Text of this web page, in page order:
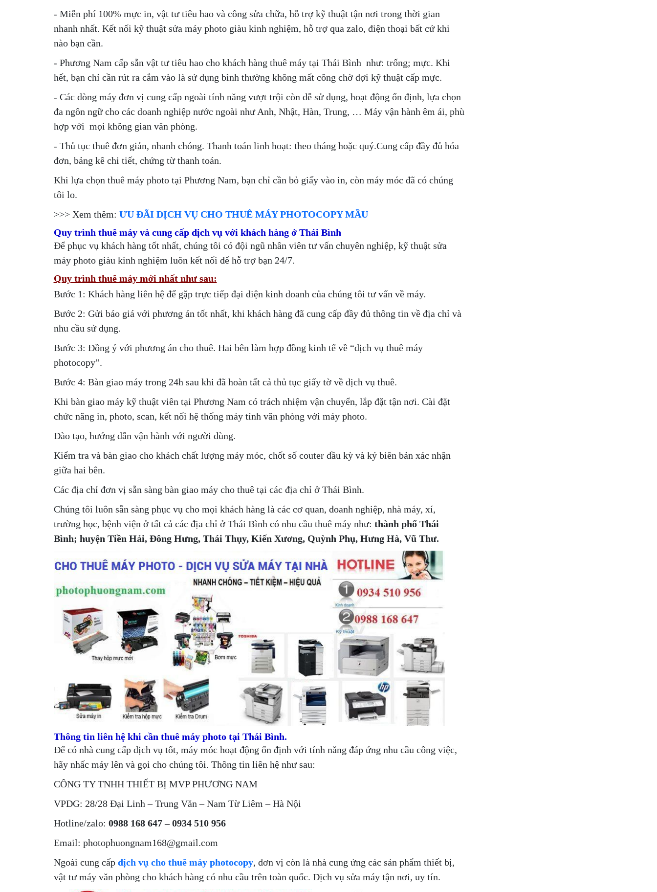
- Miễn phí 100% mực in, vật tư tiêu hao và công sửa chữa, hỗ trợ kỹ thuật tận nơi trong thời gian
nhanh nhất. Kết nối kỹ thuật sửa máy photo giàu kinh nghiệm, hỗ trợ qua zalo, điện thoại bất cứ khi
nào bạn cần.
- Phương Nam cấp sẵn vật tư tiêu hao cho khách hàng thuê máy tại Thái Bình như: trống; mực. Khi
hết, bạn chỉ cần rút ra cắm vào là sử dụng bình thường không mất công chờ đợi kỹ thuật cấp mực.
- Các dòng máy đơn vị cung cấp ngoài tính năng vượt trội còn dễ sử dụng, hoạt động ổn định, lựa chọn
đa ngôn ngữ cho các doanh nghiệp nước ngoài như Anh, Nhật, Hàn, Trung, … Máy vận hành êm ái, phù
hợp với mọi không gian văn phòng.
- Thủ tục thuê đơn giản, nhanh chóng. Thanh toán linh hoạt: theo tháng hoặc quý.Cung cấp đầy đủ hóa
đơn, bảng kê chi tiết, chứng từ thanh toán.
Khi lựa chọn thuê máy photo tại Phương Nam, bạn chỉ cần bỏ giấy vào in, còn máy móc đã có chúng
tôi lo.
>>> Xem thêm: ƯU ĐÃI DỊCH VỤ CHO THUÊ MÁY PHOTOCOPY MẦU
Quy trình thuê máy và cung cấp dịch vụ với khách hàng ở Thái Bình
Để phục vụ khách hàng tốt nhất, chúng tôi có đội ngũ nhân viên tư vấn chuyên nghiệp, kỹ thuật sửa
máy photo giàu kinh nghiệm luôn kết nối để hỗ trợ bạn 24/7.
Quy trình thuê máy mới nhất như sau:
Bước 1: Khách hàng liên hệ để gặp trực tiếp đại diện kinh doanh của chúng tôi tư vấn về máy.
Bước 2: Gửi báo giá với phương án tốt nhất, khi khách hàng đã cung cấp đầy đủ thông tin về địa chỉ và
nhu cầu sử dụng.
Bước 3: Đồng ý với phương án cho thuê. Hai bên làm hợp đồng kinh tế về “dịch vụ thuê máy
photocopy”.
Bước 4: Bàn giao máy trong 24h sau khi đã hoàn tất cả thủ tục giấy tờ về dịch vụ thuê.
Khi bàn giao máy kỹ thuật viên tại Phương Nam có trách nhiệm vận chuyển, lắp đặt tận nơi. Cài đặt
chức năng in, photo, scan, kết nối hệ thống máy tính văn phòng với máy photo.
Đào tạo, hướng dẫn vận hành với người dùng.
Kiểm tra và bàn giao cho khách chất lượng máy móc, chốt số couter đầu kỳ và ký biên bản xác nhận
giữa hai bên.
Các địa chỉ đơn vị sẵn sàng bàn giao máy cho thuê tại các địa chỉ ở Thái Bình.
Chúng tôi luôn sẵn sàng phục vụ cho mọi khách hàng là các cơ quan, doanh nghiệp, nhà máy, xí,
trường học, bệnh viện ở tất cả các địa chỉ ở Thái Bình có nhu cầu thuê máy như: thành phố Thái
Bình; huyện Tiền Hải, Đông Hưng, Thái Thụy, Kiến Xương, Quỳnh Phụ, Hưng Hà, Vũ Thư.
Thông tin liên hệ khi cần thuê máy photo tại Thái Bình.
Để có nhà cung cấp dịch vụ tốt, máy móc hoạt động ổn định với tính năng đáp ứng nhu cầu công việc,
hãy nhấc máy lên và gọi cho chúng tôi. Thông tin liên hệ như sau:
CÔNG TY TNHH THIẾT BỊ MVP PHƯƠNG NAM
VPDG: 28/28 Đại Linh – Trung Văn – Nam Từ Liêm – Hà Nội
Hotline/zalo: 0988 168 647 – 0934 510 956
Email: photophuongnam168@gmail.com
Ngoài cung cấp dịch vụ cho thuê máy photocopy, đơn vị còn là nhà cung ứng các sản phẩm thiết bị,
vật tư máy văn phòng cho khách hàng có nhu cầu trên toàn quốc. Dịch vụ sửa máy tận nơi, uy tín.